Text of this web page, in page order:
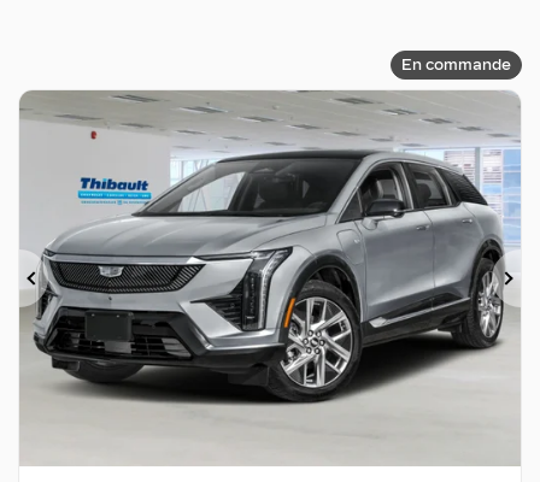
En commande
Précédent